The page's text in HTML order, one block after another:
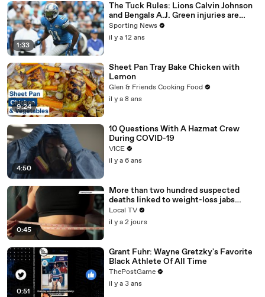
1:33
The Tuck Rules: Lions Calvin Johnson
and Bengals A.J. Green injuries are
significant
Sporting News
il y a 12 ans
9:24
Sheet Pan Tray Bake Chicken with
Lemon
Glen & Friends Cooking Food
il y a 8 ans
4:50
10 Questions With A Hazmat Crew
During COVID-19
VICE
il y a 6 ans
0:45
More than two hundred suspected
deaths linked to weight-loss jabs
reported to regulator
Local TV
il y a 2 jours
0:51
Grant Fuhr: Wayne Gretzky's Favorite
Black Athlete Of All Time
ThePostGame
il y a 3 ans